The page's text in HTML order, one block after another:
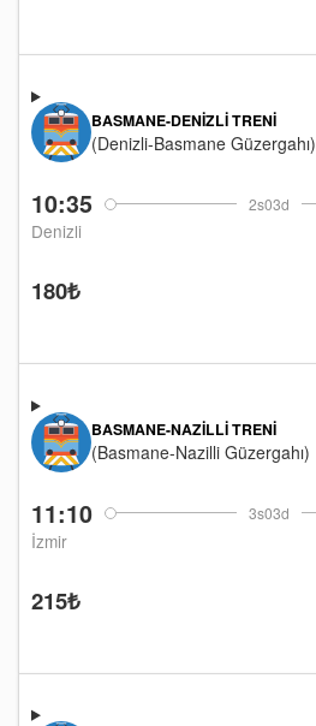
10:35 2s03d
Denizli
BASMANE-DENIZLI TRENI
(Denizli-Basmane Güzergahı)
180₺
11:10 3s03d
İzmir
BASMANE-NAZILLI TRENI
(Basmane-Nazilli Güzergahı)
215₺